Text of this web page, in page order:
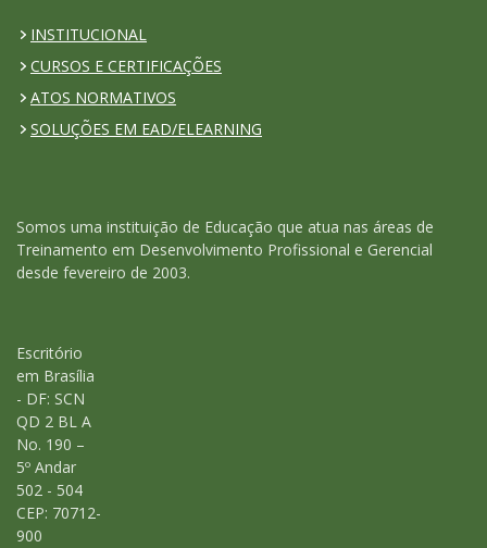
INSTITUCIONAL
CURSOS E CERTIFICAÇÕES
ATOS NORMATIVOS
SOLUÇÕES EM EAD/ELEARNING
Somos uma instituição de Educação que atua nas áreas de
Treinamento em Desenvolvimento Profissional e Gerencial
desde fevereiro de 2003.
Escritório
em Brasília
- DF: SCN
QD 2 BL A
No. 190 –
5º Andar
502 - 504
CEP: 70712-
900